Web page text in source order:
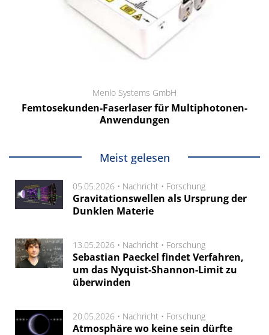
Menlo Systems GmbH
Femtosekunden-Faserlaser für Multiphotonen-
Anwendungen
Meist gelesen
05.05.2026 • Nachricht • Forschung
Gravitationswellen als Ursprung der
Dunklen Materie
13.05.2026 • Nachricht • Forschung
Sebastian Paeckel findet Verfahren,
um das Nyquist-Shannon-Limit zu
überwinden
20.05.2026 • Nachricht • Forschung
Atmosphäre wo keine sein dürfte